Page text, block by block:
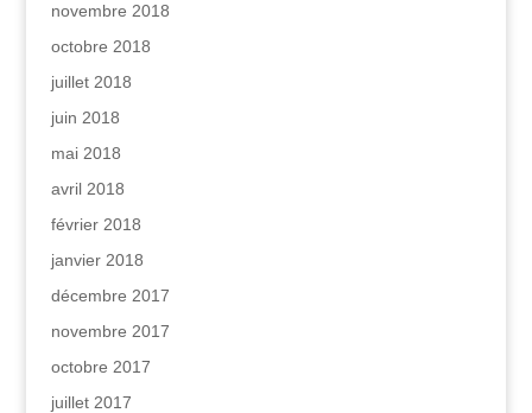
novembre 2018
octobre 2018
juillet 2018
juin 2018
mai 2018
avril 2018
février 2018
janvier 2018
décembre 2017
novembre 2017
octobre 2017
juillet 2017